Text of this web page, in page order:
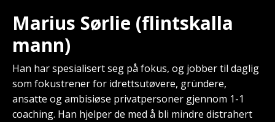
Marius Sørlie (flintskalla
mann)
Han har spesialisert seg på fokus, og jobber til daglig
som fokustrener for idrettsutøvere, gründere,
ansatte og ambisiøse privatpersoner gjennom 1-1
coaching. Han hjelper de med å bli mindre distrahert